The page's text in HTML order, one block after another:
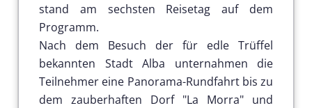
stand am sechsten Reisetag auf dem
Programm.
Nach dem Besuch der für edle Trüffel
bekannten Stadt Alba unternahmen die
Teilnehmer eine Panorama-Rundfahrt bis zu
dem zauberhaften Dorf "La Morra" und